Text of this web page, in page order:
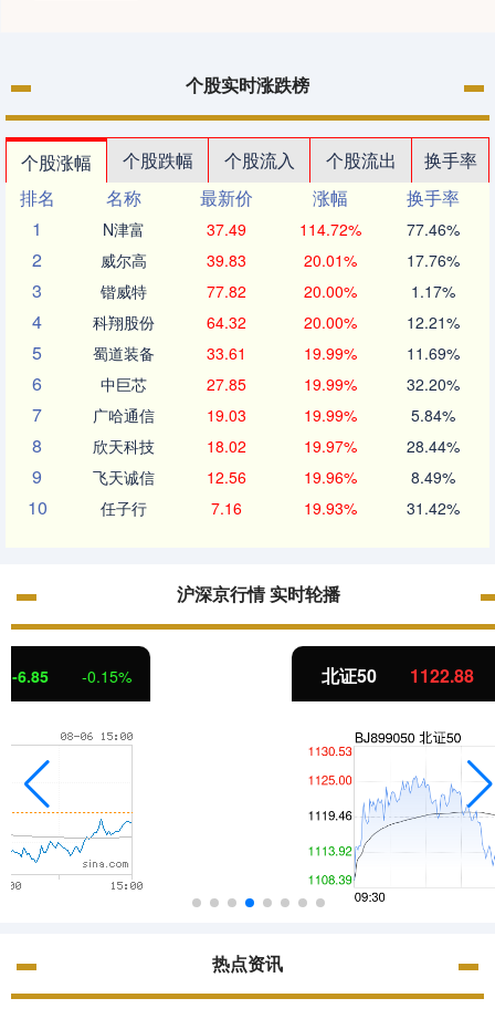
个股实时涨跌榜
个股涨幅 个股跌幅 个股流入 个股流出
换手率
排名
名称 最新价 涨幅
换手率
1
N津富 37.49 114.72% 77.46%
2 威尔高 39.83 20.01% 17.76%
3 锴威特 77.82 20.00% 1.17%
4 科翔股份 64.32 20.00% 12.21%
5 蜀道装备 33.61 19.99% 11.69%
6 中巨芯 27.85 19.99% 32.20%
7 广哈通信 19.03 19.99% 5.84%
8 欣天科技 18.02 19.97% 28.44%
9 飞天诚信 12.56 19.96% 8.49%
10 任子行 7.16 19.93% 31.42%
沪深京行情 实时轮播
北证50 3.42 0.30%
热点资讯